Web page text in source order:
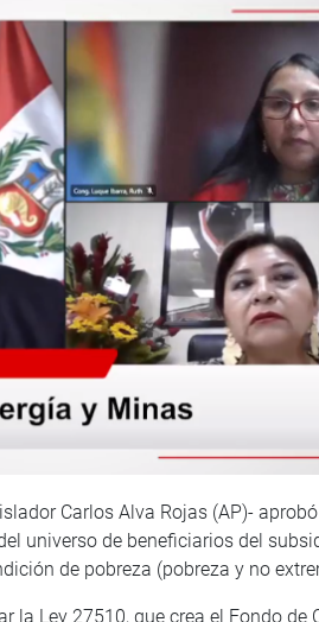
Carlos Alva Rojas (AP)-
universo de beneficiarios del
de pobreza (pobreza y no
Ley 27510, que crea el Fondo de